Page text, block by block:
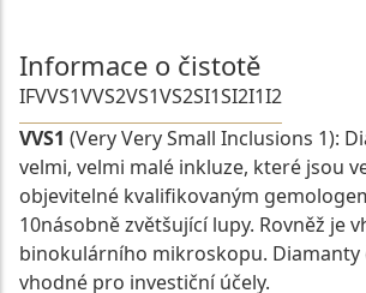
Informace o čistotě
IFVVS1VVS2VS1VS2SI1SI2I1I2
VVS1 (Very Very Small Inclusions 1):
velmi, velmi malé inkluze, které jsou
objevitelné kvalifikovaným
10násobně zvětšující lupy. Rovněž je
binokulárního mikroskopu. Diamanty
vhodné pro investiční účely.